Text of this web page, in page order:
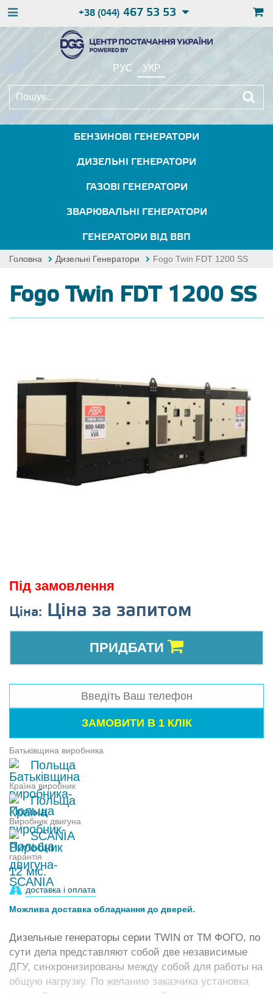
+38 (044) 467 53 53
РУС УКР
БЕНЗИНОВІ ГЕНЕРАТОРИ
ДИЗЕЛЬНІ ГЕНЕРАТОРИ
ГАЗОВІ ГЕНЕРАТОРИ
ЗВАРЮВАЛЬНІ ГЕНЕРАТОРИ
ГЕНЕРАТОРИ ВІД ВВП
Головна Дизельні Генератори Fogo Twin FDT 1200 SS
Fogo Twin FDT 1200 SS
Під замовлення
Ціна: Ціна за запитом
ПРИДБАТИ
Батьківщина виробника
Польща
Країна виробник
Польща
Виробник двигуна
SCANIA
гарантія
12 міс.
доставка і оплата
Можлива доставка обладнання до дверей.
Дизельные генераторы серии TWIN от ТМ ФОГО, по
сути дела представляют собой две независимые
ДГУ, синхронизированы между собой для работы на
общую нагрузку. По желанию заказчика установка